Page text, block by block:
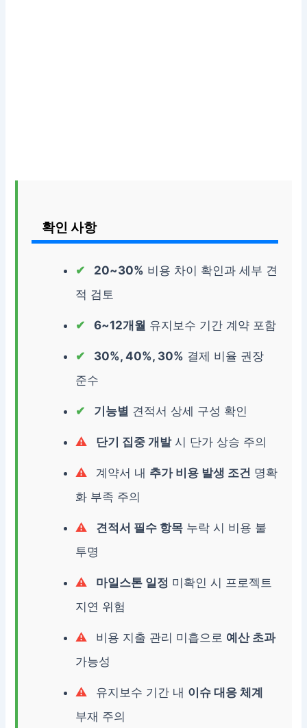
확인 사항
20~30% 비용 차이 확인과 세부 견
적 검토
6~12개월 유지보수 기간 계약 포함
30%, 40%, 30% 결제 비율 권장
준수
기능별 견적서 상세 구성 확인
단기 집중 개발시 단가 상승 주의
계약서 내 추가 비용 발생 조건 명확
화 부족 주의
견적서 필수 항목 누락 시 비용 불
투명
마일스톤 일정 미확인 시 프로젝트
지연 위험
비용 지출 관리 미흡으로 예산 초과
가능성
유지보수 기간 내 이슈 대응 체계
부재 주의